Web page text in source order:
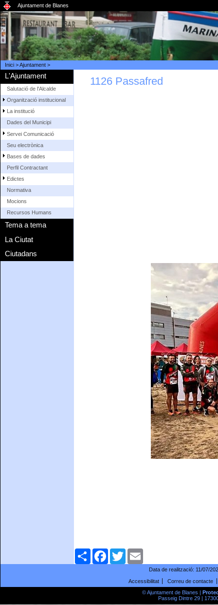
Ajuntament de Blanes
Inici>Ajuntament>
L'Ajuntament
Salutació de l'Alcalde
Organització institucional
La institució
Dades del Municipi
Servei Comunicació
Seu electrònica
Bases de dades
Perfil Contractant
Edictes
Normativa
Mocions
Recursos Humans
Tema a tema
La Ciutat
Ciutadans
1126 Passafred
ComparteixFacebookTwitter
Data de realització: 11/07/
Accessibilitat
Correu de contacte
© Ajuntament de Blanes |
Passeig Dintre 29 |